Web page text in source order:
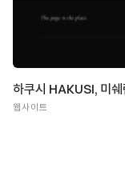
하쿠시 HAKUSI, 미
웹사이트